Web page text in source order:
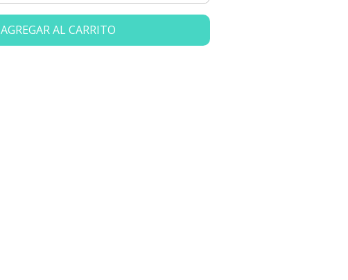
AGREGAR AL CARRITO